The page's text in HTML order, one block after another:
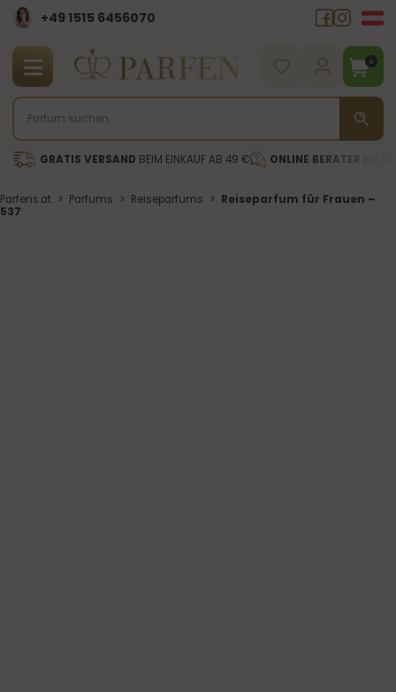
+49 1515 6456070
0
GRATIS VERSAND BEIM EINKAUF AB 49 € ONLINE BERATER
Parfens.at > Parfums > Reiseparfums > Reiseparfum für Frauen –
537